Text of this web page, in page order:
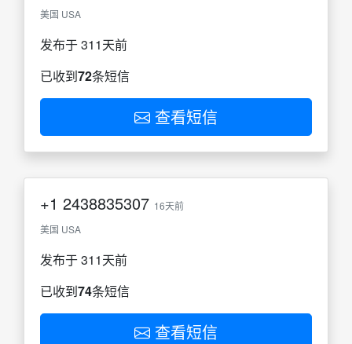
美国 USA
发布于 311天前
已收到72条短信
查看短信
+1 2438835307 16天前
美国 USA
发布于 311天前
已收到74条短信
查看短信